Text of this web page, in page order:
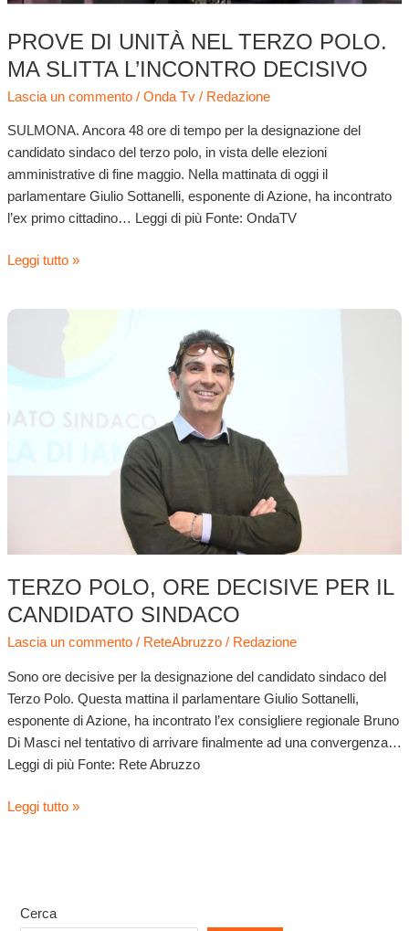
PROVE DI UNITÀ NEL TERZO POLO.
MA SLITTA L’INCONTRO DECISIVO
Lascia un commento / Onda Tv/ Redazione
SULMONA. Ancora 48 ore di tempo per la designazione del
candidato sindaco del terzo polo, in vista delle elezioni
amministrative di fine maggio. Nella mattinata di oggi il
parlamentare Giulio Sottanelli, esponente di Azione, ha incontrato
l’ex primo cittadino… Leggi di più Fonte: OndaTV
Leggi tutto »
TERZO POLO, ORE DECISIVE PER IL
CANDIDATO SINDACO
Lascia un commento / ReteAbruzzo/ Redazione
Sono ore decisive per la designazione del candidato sindaco del
Terzo Polo. Questa mattina il parlamentare Giulio Sottanelli,
esponente di Azione, ha incontrato l’ex consigliere regionale Bruno
Di Masci nel tentativo di arrivare finalmente ad una convergenza…
Leggi di più Fonte: Rete Abruzzo
Terzo
decisive
Leggi tutto »
Cerca